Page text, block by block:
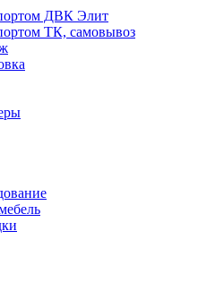
ДВК Элит
ТК, самовывоз